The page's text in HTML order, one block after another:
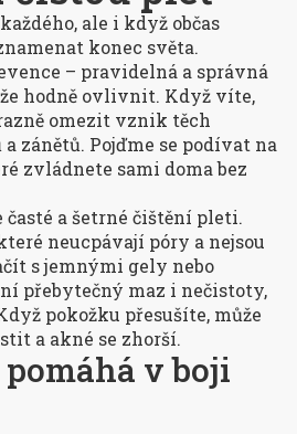
ale i když občas
konec světa.
– pravidelná a správná
hodně ovlivnit. Když víte,
omezit vznik těch
zánětů. Pojďme se podívat na
zvládnete sami doma bez
a šetrné čištění pleti.
neucpávají póry a nejsou
s jemnými gely nebo
přebytečný maz i nečistoty,
pokožku přesušíte, může
a akné se zhorší.
v boji